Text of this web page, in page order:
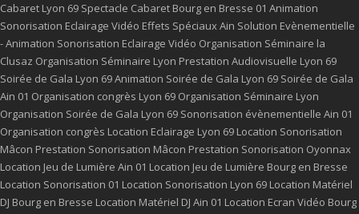
Cabaret Lyon 69 Spectacle Cabaret Bourg en Bresse 01 Animation
Sonorisation Eclairage Vidéo Effets Spéciaux Ain Solution Evènementielle
- Animation Sonorisation Eclairage Vidéo Organisation Séminaire la
Clusaz Organisation Séminaire Lyon Prestation Audiovisuelle Lyon 69
Soirée de Gala Lyon 69Animation Soirée de Gala Lyon 69 Soirée de Gala
Ain 01 Organisation congrès Lyon 69 Organisation Séminaire Lyon
Organisation Soirée de Gala Lyon 69 Sonorisation évènementielle Ain 01
Organisation congrès Location Eclairage Lyon 69 Location Sonorisation
Mâcon Prestation Sonorisation Mâcon Prestation Sonorisation Oyonnax
Location Jeu de Lumière Ain 01 Location Jeu de Lumière Bourg en Bresse
Location Sonorisation 01 Location Sonorisation Lyon 69 Location Matériel
DJ Bourg en Bresse Location Matériel DJ Ain 01 Location Ecran Vidéo Bourg